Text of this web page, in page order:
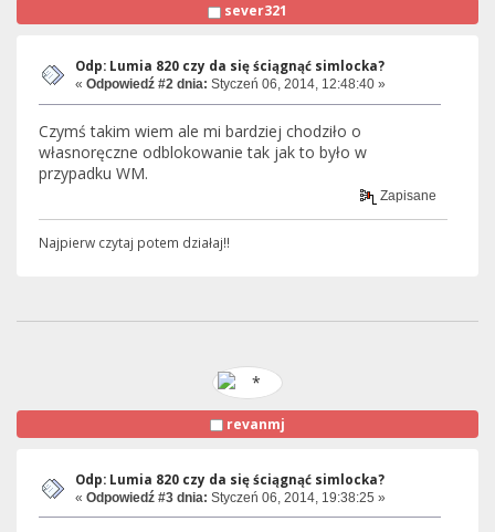
sever321
Odp: Lumia 820 czy da się ściągnąć simlocka?
« Odpowiedź #2 dnia: Styczeń 06, 2014, 12:48:40 »
Czymś takim wiem ale mi bardziej chodziło o
własnoręczne odblokowanie tak jak to było w
przypadku WM.
Zapisane
Najpierw czytaj potem działaj!!
revanmj
Odp: Lumia 820 czy da się ściągnąć simlocka?
« Odpowiedź #3 dnia: Styczeń 06, 2014, 19:38:25 »